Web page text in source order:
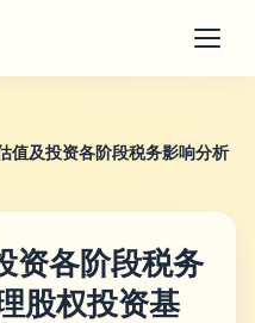
值及投资各阶段税务影响分析
资各阶段税务
股权投资基